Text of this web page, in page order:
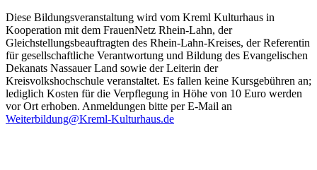
Diese Bildungsveranstaltung wird vom Kreml Kulturhaus in
Kooperation mit dem FrauenNetz Rhein-Lahn, der
Gleichstellungsbeauftragten des Rhein-Lahn-Kreises, der Referentin
für gesellschaftliche Verantwortung und Bildung des Evangelischen
Dekanats Nassauer Land sowie der Leiterin der
Kreisvolkshochschule veranstaltet. Es fallen keine Kursgebühren an;
lediglich Kosten für die Verpflegung in Höhe von 10 Euro werden
vor Ort erhoben. Anmeldungen bitte per E-Mail an
Weiterbildung@Kreml-Kulturhaus.de